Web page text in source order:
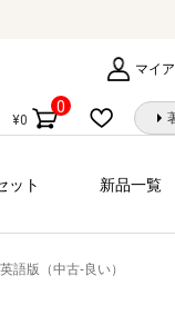
マイ
¥0
0
個
ット 新品一覧
語版（中古-良い）